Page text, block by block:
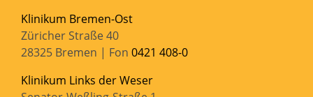
Klinikum Bremen-Ost
Züricher Straße 40
28325 Bremen | Fon 0421 408-0
Klinikum Links der Weser